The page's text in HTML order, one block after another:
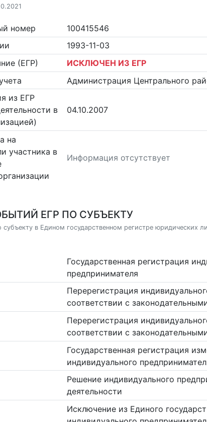
номер
100415546
1993-11-03
(ЕГР)
ИСКЛЮЧЕН ИЗ ЕГР
Администрация Центрального
из ЕГР
в
04.10.2007
на
участника в
Информация отсутствует
ЕГР ПО СУБЪЕКТУ
в Едином государственном регистре юридических
Государственная регистрация
предпринимателя
Перерегистрация
соответствии с
Перерегистрация
соответствии с
Государственная регистрация
индивидуального
Решение индивидуального
деятельности
Исключение из Единого